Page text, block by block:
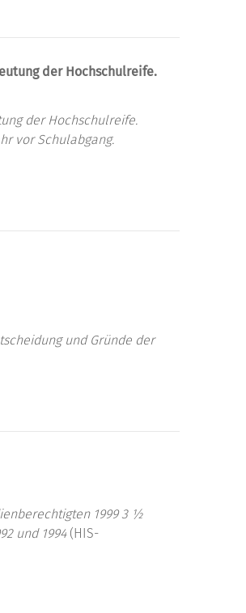
der Hochschulreife.
der Hochschulreife.
vor Schulabgang.
und Gründe der
1999 3 ½
und 1994(HIS-